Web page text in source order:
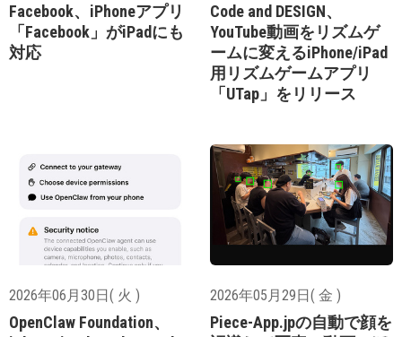
Facebook、iPhoneアプリ
「Facebook」がiPadにも
対応
Code and DESIGN、
YouTube動画をリズムゲ
ームに変えるiPhone/iPad
用リズムゲームアプリ
「UTap」をリリース
2026年06月30日( 火 )
OpenClaw Foundation、
2026年05月29日( 金 )
Piece-App.jpの自動で顔を